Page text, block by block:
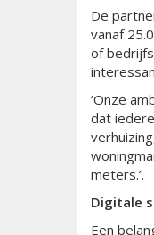
De
vanaf
of
‘Onze
dat
meters.’.
Digitale
Een